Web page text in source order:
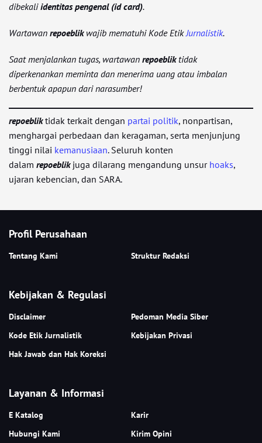
dibekaliidentitas pengenal (id card).
Wartawan repoeblikwajib mematuhi Kode EtikJurnalistik.
Saat menjalankan tugas, wartawan repoeblik tidak
diperkenankan meminta dan menerima uang atau imbalan
berbentuk apapun dari narasumber!
repoebliktidak terkait dengan partai politik, nonpartisan,
menghargai perbedaan dan keragaman, serta menjunjung
tinggi nilai kemanusiaan. Seluruh konten
dalam repoeblikjuga dilarang mengandung unsur hoaks,
ujaran kebencian, dan SARA.
Profil Perusahaan
Tentang Kami Struktur Redaksi
Kebijakan & Regulasi
Disclaimer
Pedoman Media Siber
Kode Etik Jurnalistik
Kebijakan Privasi
Hak Jawab dan Hak Koreksi
Layanan & Informasi
E Katalog
Karir
Hubungi Kami
Kirim Opini